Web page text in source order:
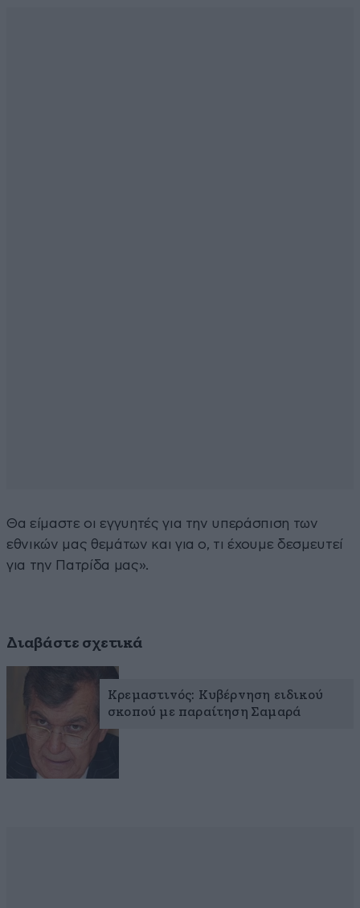
Θα είμαστε οι εγγυητές για την υπεράσπιση των
εθνικών μας θεμάτων και για ο, τι έχουμε δεσμευτεί
για την Πατρίδα μας».
Διαβάστε σχετικά
Κρεμαστινός: Κυβέρνηση ειδικού
σκοπού με παραίτηση Σαμαρά